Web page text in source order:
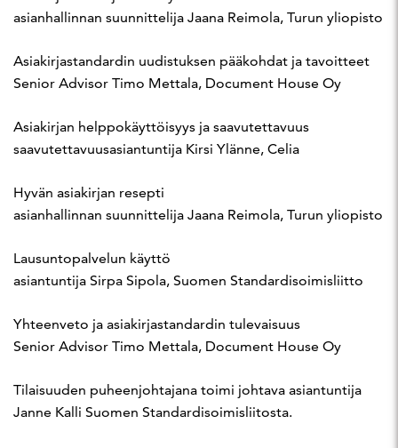
asianhallinnan suunnittelija Jaana Reimola, Turun yliopisto​
Asiakirjastandardin uudistuksen pääkohdat ja tavoitteet​
Senior Advisor Timo Mettala, Document House Oy
Asiakirjan helppokäyttöisyys ja saavutettavuus​
saavutettavuusasiantuntija Kirsi Ylänne, Celia
Hyvän asiakirjan resepti​
asianhallinnan suunnittelija Jaana Reimola, Turun yliopisto
Lausuntopalvelun käyttö​
asiantuntija Sirpa Sipola, Suomen Standardisoimisliitto​
Yhteenveto ja asiakirjastandardin tulevaisuus
Senior Advisor Timo Mettala, Document House Oy​
Tilaisuuden puheenjohtajana toimi johtava asiantuntija
Janne Kalli Suomen Standardisoimisliitosta.